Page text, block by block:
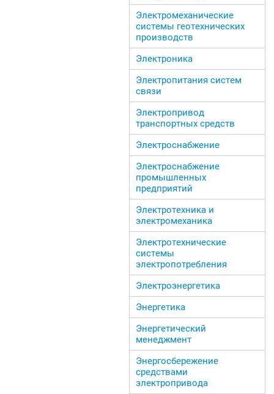
Электромеханические
системы геотехнических
производств
Электроника
Электропитания систем
связи
Электропривод
транспортных средств
Электроснабжение
Электроснабжение
промышленных
предприятий
Электротехника и
электромеханика
Электротехнические
системы
электропотребления
Электроэнергетика
Энергетика
Энергетический
менеджмент
Энергосбережение
средствами
электропривода